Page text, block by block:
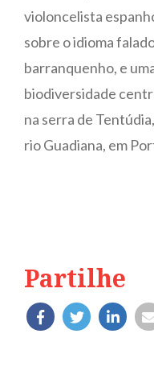
violoncelista
sobre o idioma
barranquenho, e
biodiversidade
na serra de
rio Guadiana, em
Partilhe